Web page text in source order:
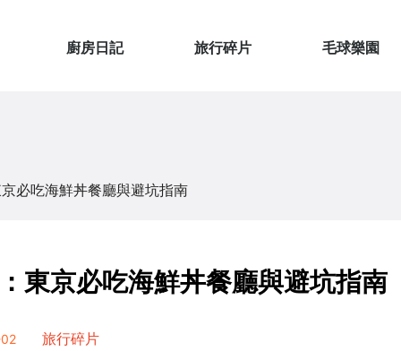
廚房日記 旅行碎片 毛球樂園
必吃海鮮丼餐廳與避坑指南
東京必吃海鮮丼餐廳與避坑指南
旅行碎片